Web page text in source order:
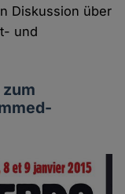
Diskussion über
und